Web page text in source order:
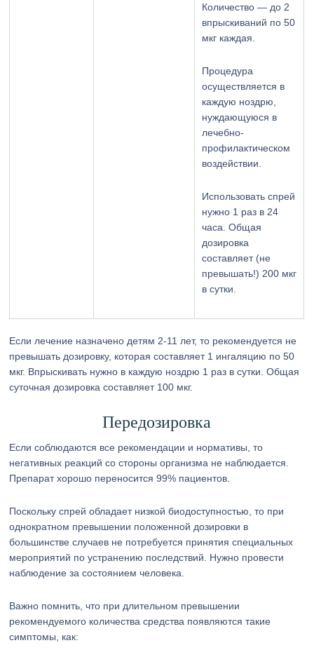
Количество — до 2
впрыскиваний по 50
мкг каждая.
Процедура
осуществляется в
каждую ноздрю,
нуждающуюся в
лечебно-
профилактическом
воздействии.
Использовать спрей
нужно 1 раз в 24
часа. Общая
дозировка
составляет (не
превышать!) 200 мкг
в сутки.
Если лечение назначено детям 2-11 лет, то рекомендуется не
превышать дозировку, которая составляет 1 ингаляцию по 50
мкг. Впрыскивать нужно в каждую ноздрю 1 раз в сутки. Общая
суточная дозировка составляет 100 мкг.
Передозировка
Если соблюдаются все рекомендации и нормативы, то
негативных реакций со стороны организма не наблюдается.
Препарат хорошо переносится 99% пациентов.
Поскольку спрей обладает низкой биодоступностью, то при
однократном превышении положенной дозировки в
большинстве случаев не потребуется принятия специальных
мероприятий по устранению последствий. Нужно провести
наблюдение за состоянием человека.
Важно помнить, что при длительном превышении
рекомендуемого количества средства появляются такие
симптомы, как: